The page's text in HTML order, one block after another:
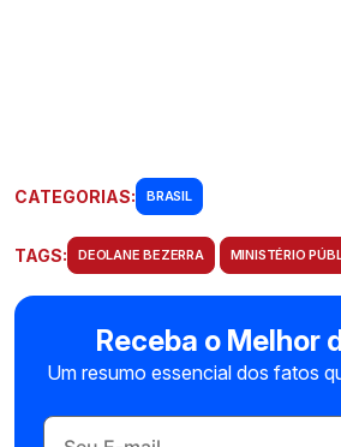
CATEGORIAS: BRASIL
TAGS: DEOLANE BEZERRA MINISTÉRIO
Receba o Melhor
Um resumo essencial dos fatos